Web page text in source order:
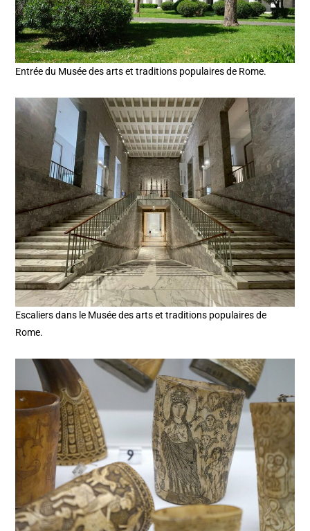
Entrée du Musée des arts et traditions populaires de Rome.
Escaliers dans le Musée des arts et traditions populaires de
Rome.